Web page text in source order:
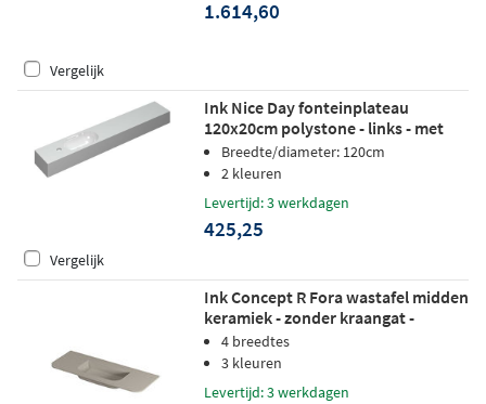
1.614,60
Vergelijk
Ink Nice Day fonteinplateau
120x20cm polystone - links - met
kraangat - glans wit
Breedte/diameter: 120cm
2 kleuren
Levertijd: 3 werkdagen
425,25
Vergelijk
Ink Concept R Fora wastafel midden
keramiek - zonder kraangat -
120x45cm - mat creme cotton
4 breedtes
3 kleuren
Levertijd: 3 werkdagen